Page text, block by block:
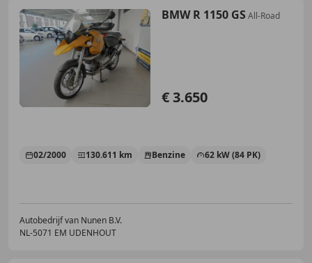
BMW R 1150 GS All-Road
€ 3.650
02/2000 130.611 km Benzine 62 kW (84 PK)
Autobedrijf van Nunen B.V.
NL-5071 EM UDENHOUT